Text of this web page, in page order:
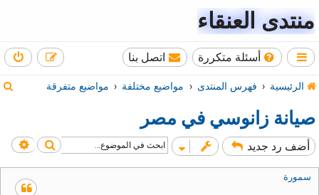
منتدى العنقاء
أسئلة متكررة اتصل بنا
الرئيسية فهرس المنتدى مواضيع مختلفة مواضيع متفرقة
صيانة زانوسي في مصر
أضف رد جديد بحث
سمورة